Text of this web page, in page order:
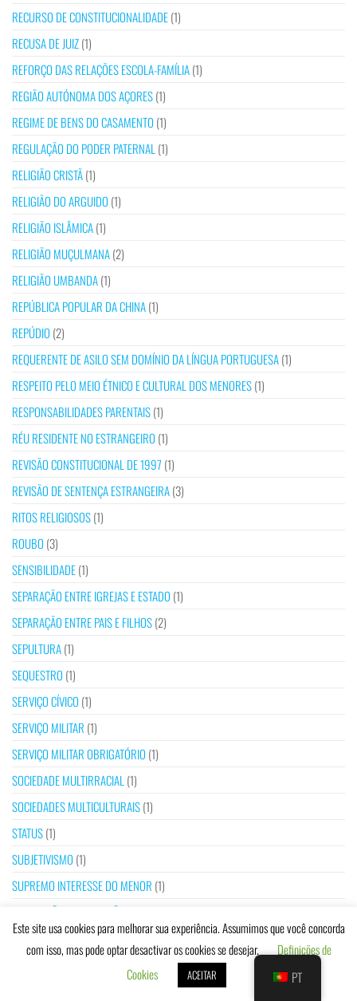
RECURSO DE CONSTITUCIONALIDADE(1)
RECUSA DE JUIZ(1)
REFORÇO DAS RELAÇÕES ESCOLA-FAMÍLIA(1)
REGIÃO AUTÓNOMA DOS AÇORES(1)
REGIME DE BENS DO CASAMENTO (1)
REGULAÇÃO DO PODER PATERNAL (1)
RELIGIÃO CRISTÃ(1)
RELIGIÃO DO ARGUIDO (1)
RELIGIÃO ISLÂMICA(1)
RELIGIÃO MUÇULMANA(2)
RELIGIÃO UMBANDA(1)
REPÚBLICA POPULAR DA CHINA(1)
REPÚDIO (2)
REQUERENTE DE ASILO SEM DOMÍNIO DA LÍNGUA PORTUGUESA(1)
RESPEITO PELO MEIO ÉTNICO E CULTURAL DOS MENORES(1)
RESPONSABILIDADES PARENTAIS(1)
RÉU RESIDENTE NO ESTRANGEIRO (1)
REVISÃO CONSTITUCIONAL DE 1997 (1)
REVISÃO DE SENTENÇA ESTRANGEIRA(3)
RITOS RELIGIOSOS(1)
ROUBO (3)
SENSIBILIDADE(1)
SEPARAÇÃO ENTRE IGREJAS E ESTADO (1)
SEPARAÇÃO ENTRE PAIS E FILHOS(2)
SEPULTURA(1)
SEQUESTRO (1)
SERVIÇO CÍVICO (1)
SERVIÇO MILITAR (1)
SERVIÇO MILITAR OBRIGATÓRIO (1)
SOCIEDADE MULTIRRACIAL (1)
SOCIEDADES MULTICULTURAIS(1)
STATUS(1)
SUBJETIVISMO (1)
SUPREMO INTERESSE DO MENOR (1)
SUSPENSÃO DA EXECUÇÃO DA PENA
TALAQ(1)
Este site usa cookies para melhorar sua experiência. Assumimos que você concorda
com isso, mas pode optar desactivar os cookies se desejar.
Definições de
Cookies
ACEITAR PT